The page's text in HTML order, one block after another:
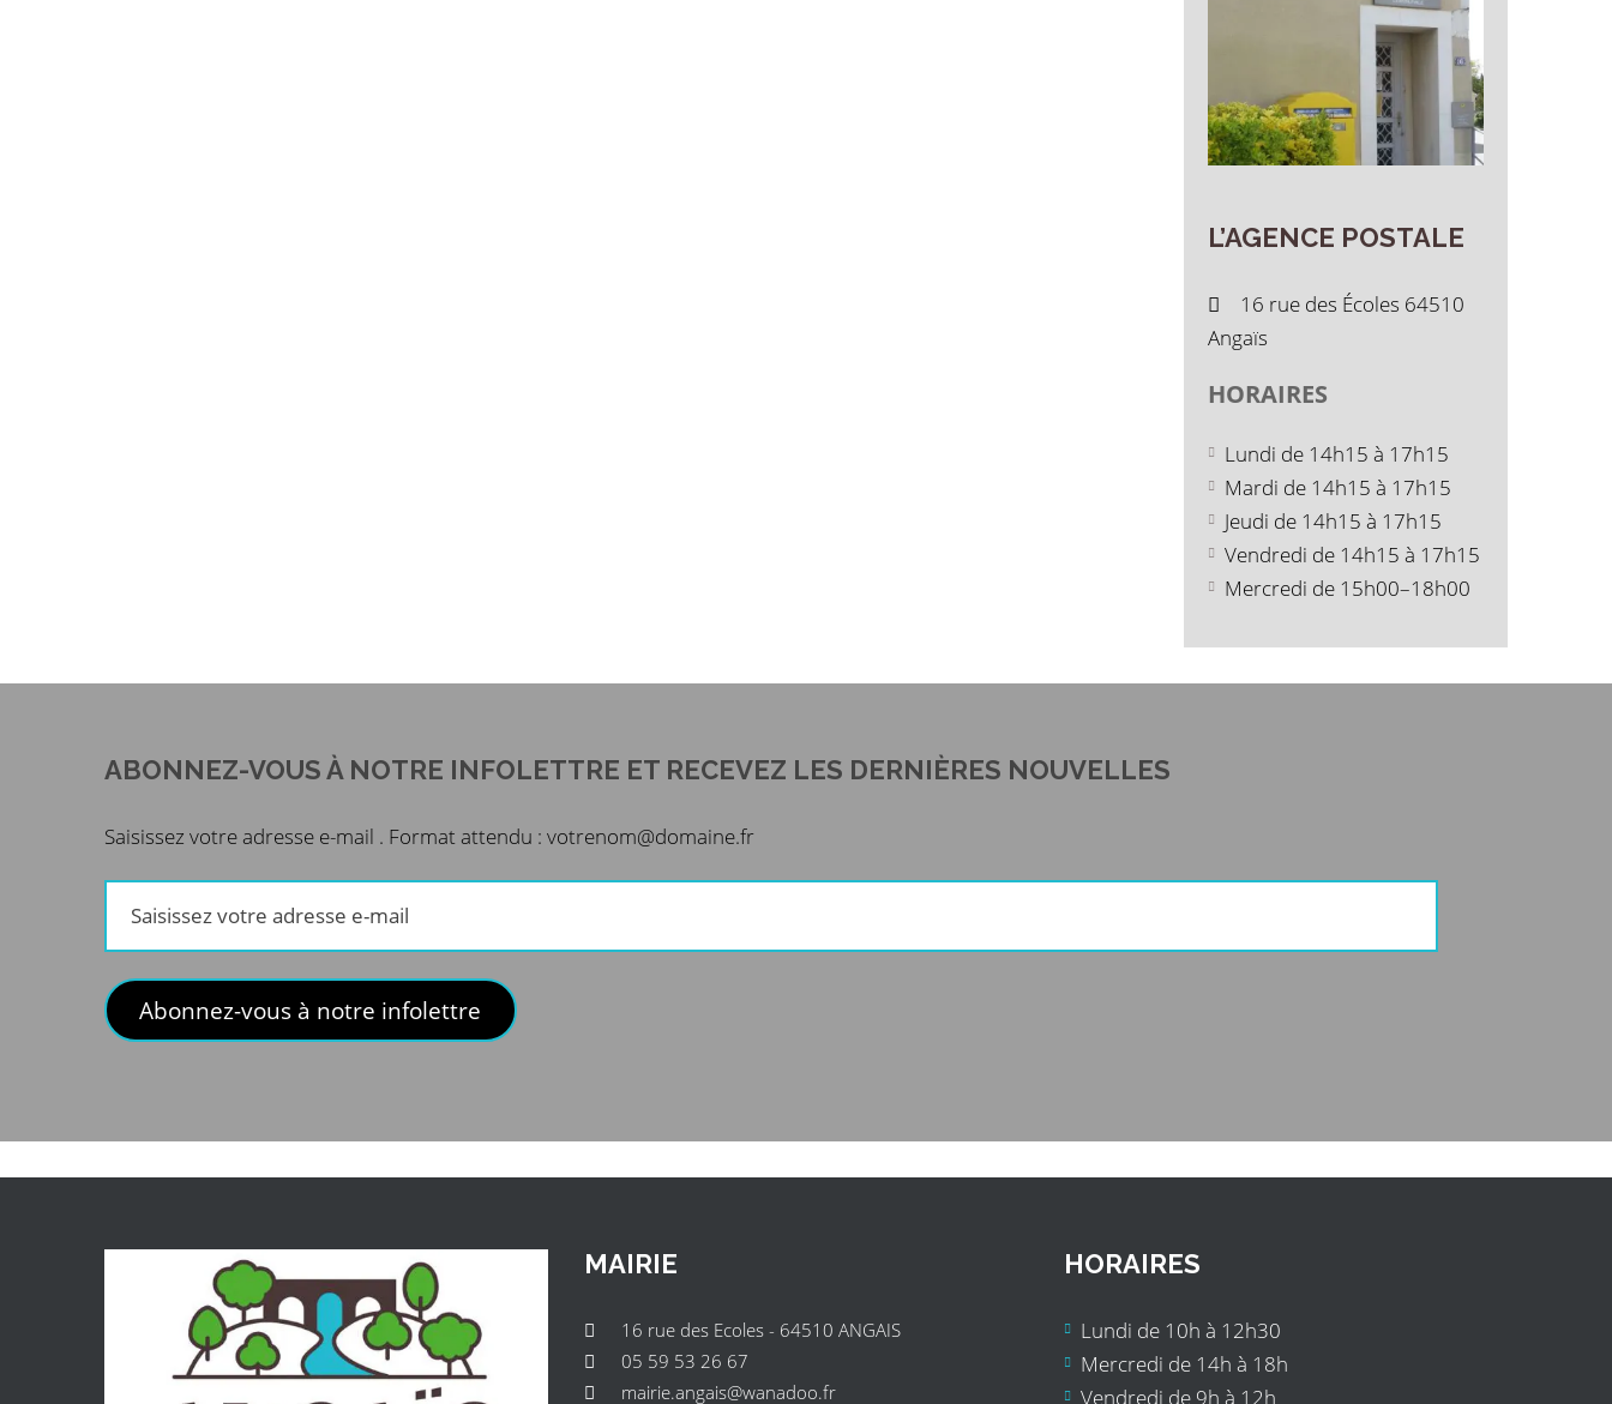
L’AGENCE POSTALE
16 rue des Écoles 64510
Angaïs
HORAIRES
Lundi de 14h15 à 17h15
Mardi de 14h15 à 17h15
Jeudi de 14h15 à 17h15
Vendredi de 14h15 à 17h15
Mercredi de 15h00–18h00
ABONNEZ-VOUS À NOTRE INFOLETTRE ET RECEVEZ LES DERNIÈRES NOUVELLES
Saisissez votre adresse e-mail . Format attendu : votrenom@domaine.fr
votre
e-
mail
Abonnez-vous à notre infolettre
MAIRIE
16 rue des Ecoles - 64510 ANGAIS
05 59 53 26 67
mairie.angais@wanadoo.fr
HORAIRES
Lundi de 10h à 12h30
Mercredi de 14h à 18h
Vendredi de 9h à 12h